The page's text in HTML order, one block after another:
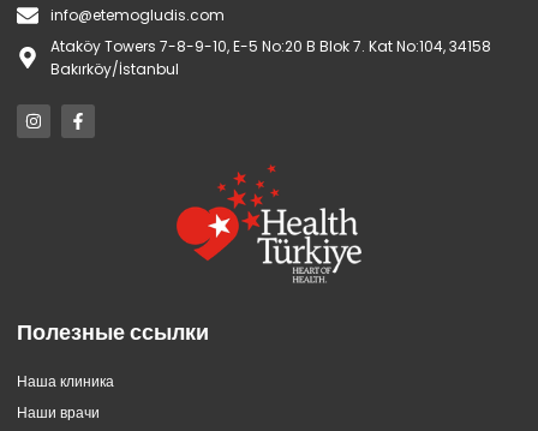
info@etemogludis.com
Ataköy Towers 7-8-9-10, E-5 No:20 B Blok 7. Kat No:104, 34158
Bakırköy/İstanbul
Полезные ссылки
Наша клиника
Наши врачи